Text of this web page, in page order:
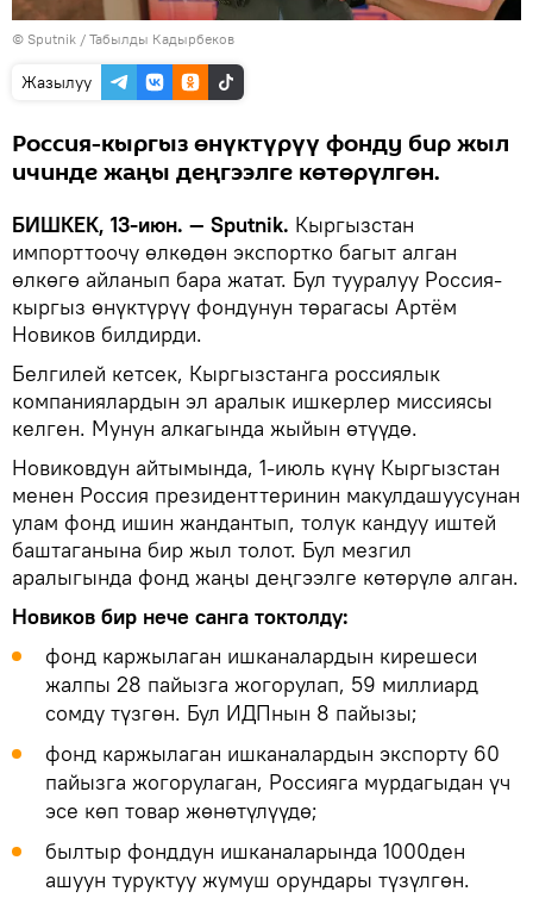
© Sputnik / Табылды Кадырбеков
Жазылуу
Россия-кыргыз өнүктүрүү фонду бир жыл
ичинде жаңы деңгээлге көтөрүлгөн.
БИШКЕК, 13-июн. — Sputnik. Кыргызстан
импорттоочу өлкөдөн экспортко багыт алган
өлкөгө айланып бара жатат. Бул тууралуу Россия-
кыргыз өнүктүрүү фондунун төрагасы Артём
Новиков билдирди.
Белгилей кетсек, Кыргызстанга россиялык
компаниялардын эл аралык ишкерлер миссиясы
келген. Мунун алкагында жыйын өтүүдө.
Новиковдун айтымында, 1-июль күнү Кыргызстан
менен Россия президенттеринин макулдашуусунан
улам фонд ишин жандантып, толук кандуу иштей
баштаганына бир жыл толот. Бул мезгил
аралыгында фонд жаңы деңгээлге көтөрүлө алган.
Новиков бир нече санга токтолду:
фонд каржылаган ишканалардын кирешеси
жалпы 28 пайызга жогорулап, 59 миллиард
сомду түзгөн. Бул ИДПнын 8 пайызы;
фонд каржылаган ишканалардын экспорту 60
пайызга жогорулаган, Россияга мурдагыдан үч
эсе көп товар жөнөтүлүүдө;
былтыр фонддун ишканаларында 1000ден
ашуун туруктуу жумуш орундары түзүлгөн.